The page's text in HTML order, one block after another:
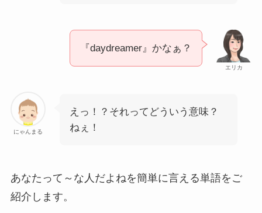
エリカ
『daydreamer』かなぁ？
にゃんまる
えっ！？それってどういう意味？
ねぇ！
あなたって～な人だよねを簡単に言える単語をご
紹介します。